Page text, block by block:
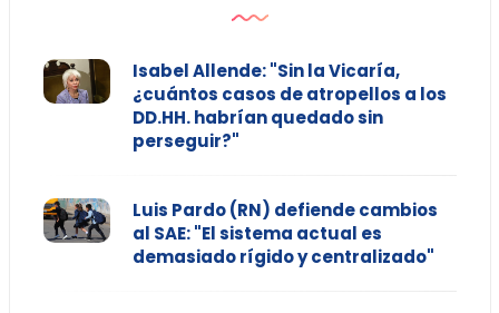
Isabel Allende: "Sin la Vicaría,
¿cuántos casos de atropellos a los
DD.HH. habrían quedado sin
perseguir?"
Luis Pardo (RN) defiende cambios
al SAE: "El sistema actual es
demasiado rígido y centralizado"